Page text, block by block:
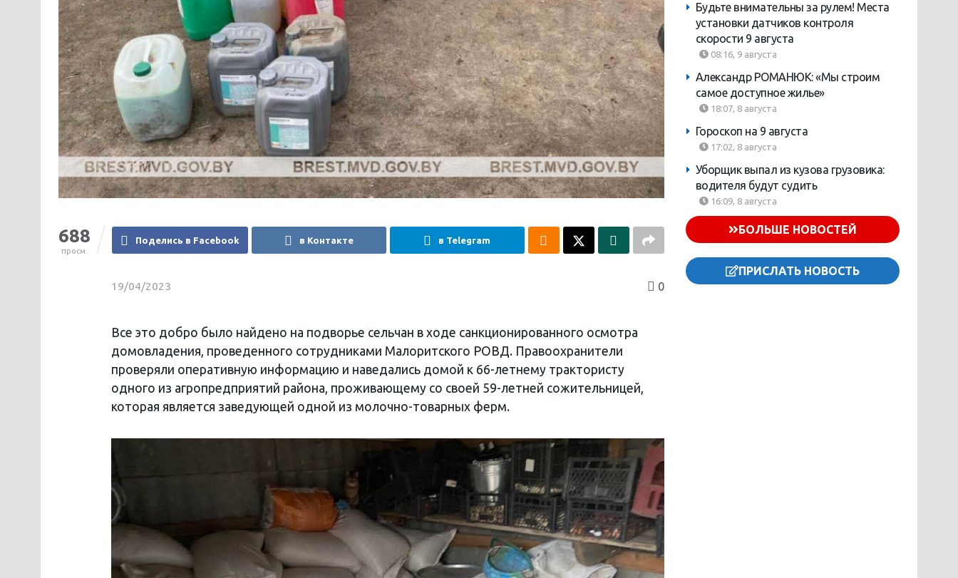
688
просм.
Поделись в Facebook в Контакте в Telegram
19/04/2023 0
Все это добро было найдено на подворье сельчан в ходе санкционированного осмотра
домовладения, проведенного сотрудниками Малоритского РОВД. Правоохранители
проверяли оперативную информацию и наведались домой к 66-летнему трактористу
одного из агропредприятий района, проживающему со своей 59-летней сожительницей,
которая является заведующей одной из молочно-товарных ферм.
Будьте внимательны за рулем! Места
установки датчиков контроля
скорости 9 августа
08:16, 9 августа
Александр РОМАНЮК: «Мы строим
самое доступное жилье»
18:07, 8 августа
Гороскоп на 9 августа
17:02, 8 августа
Уборщик выпал из кузова грузовика:
водителя будут судить
16:09, 8 августа
БОЛЬШЕ НОВОСТЕЙ
ПРИСЛАТЬ НОВОСТЬ